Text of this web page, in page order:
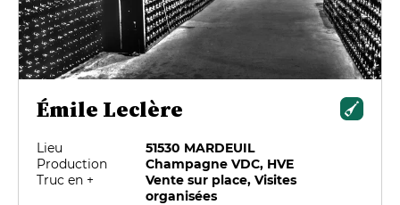
Émile Leclère
Lieu
51530 MARDEUIL
Production
Champagne VDC, HVE
Truc en +
Vente sur place, Visites
organisées